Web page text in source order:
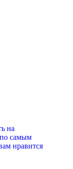
на
самым
нравится